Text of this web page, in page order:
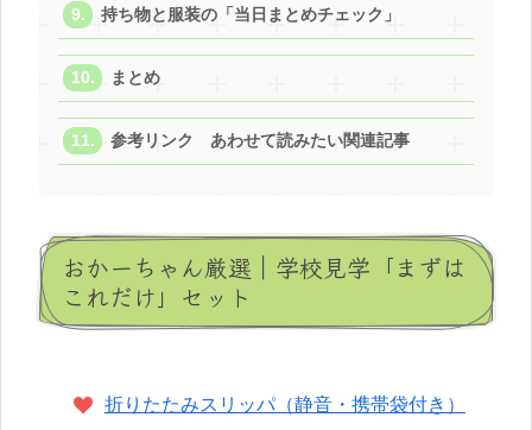
持ち物と服装の「当日まとめチェック」
まとめ
参考リンク あわせて読みたい関連記事
おかーちゃん厳選｜学校見学「まずは
これだけ」セット
折りたたみスリッパ（静音・携帯袋付き）